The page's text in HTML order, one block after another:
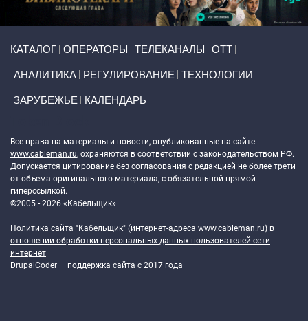
КАТАЛОГ ОПЕРАТОРЫ ТЕЛЕКАНАЛЫ ОТТ
АНАЛИТИКА РЕГУЛИРОВАНИЕ ТЕХНОЛОГИИ
ЗАРУБЕЖЬЕ КАЛЕНДАРЬ
Все права на материалы и новости, опубликованные на сайте
www.cableman.ru, охраняются в соответствии с законодательством РФ.
Допускается цитирование без согласования с редакцией не более трети
от объема оригинального материала, с обязательной прямой
гиперссылкой.
©2005 - 2026 «Кабельщик»
Политика сайта "Кабельщик" (интернет-адреса www.cableman.ru) в
отношении обработки персональных данных пользователей сети
интернет
DrupalCoder — поддержка сайта c 2017 года